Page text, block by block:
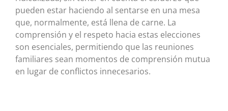
pueden estar haciendo al sentarse en una mesa
que, normalmente, está llena de carne. La
comprensión y el respeto hacia estas elecciones
son esenciales, permitiendo que las reuniones
familiares sean momentos de comprensión mutua
en lugar de conflictos innecesarios.